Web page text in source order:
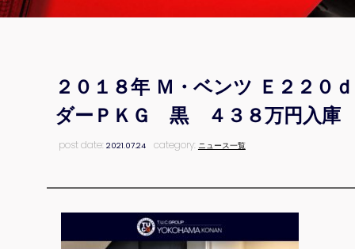
２０１８年 Ｍ・ベンツ Ｅ２２０
ダーＰＫＧ 黒 ４３８万円入庫
post date:2021.07.24 category: ニュース一覧